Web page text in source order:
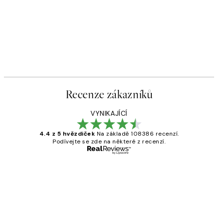
Recenze zákazníků
VYNIKAJÍCÍ
4.4 z 5 hvězdiček Na základě 108386 recenzí.
Podívejte se zde na některé z recenzí.